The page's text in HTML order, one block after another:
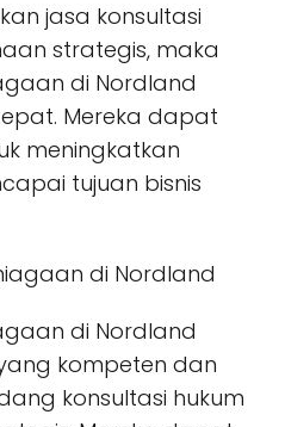
jasa konsultasi
strategis, maka
di Nordland
Mereka dapat
meningkatkan
tujuan bisnis
di Nordland
kompeten dan
konsultasi hukum